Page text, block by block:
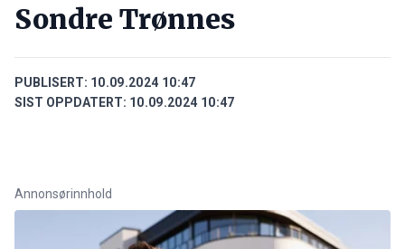
Sondre Trønnes
PUBLISERT: 10.09.2024 10:47
SIST OPPDATERT: 10.09.2024 10:47
Annonsørinnhold